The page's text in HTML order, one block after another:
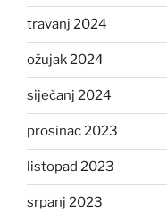
travanj 2024
ožujak 2024
siječanj 2024
prosinac 2023
listopad 2023
srpanj 2023